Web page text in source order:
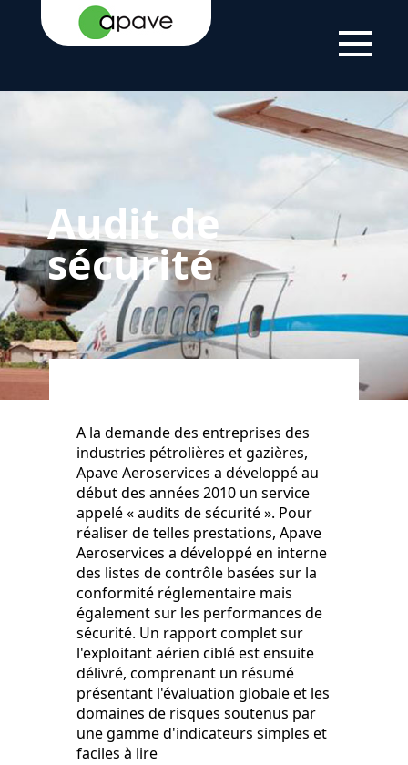
ACCUEIL SERVICES PERFORMANCE DE
LA SÉCURITÉ SÉCURITÉ
Audit de
sécurité
A la demande des entreprises des
industries pétrolières et gazières,
Apave Aeroservices a développé au
début des années 2010 un service
appelé « audits de sécurité ». Pour
réaliser de telles prestations, Apave
Aeroservices a développé en interne
des listes de contrôle basées sur la
conformité réglementaire mais
également sur les performances de
sécurité. Un rapport complet sur
l'exploitant aérien ciblé est ensuite
délivré, comprenant un résumé
présentant l'évaluation globale et les
domaines de risques soutenus par
une gamme d'indicateurs simples et
faciles à lire